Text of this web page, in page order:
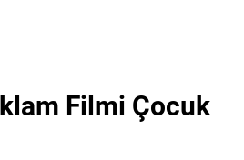
Filmi Çocuk